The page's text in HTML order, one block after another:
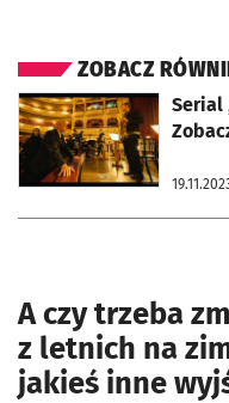
ZOBACZ
Serial
otworzy się w nowej karcie
A czy trzeba
z letnich na
jakieś inne